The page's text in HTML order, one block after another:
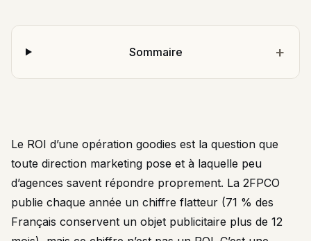
Sommaire
Le ROI d’une opération goodies est la question que
toute direction marketing pose et à laquelle peu
d’agences savent répondre proprement. La 2FPCO
publie chaque année un chiffre flatteur (71 % des
Français conservent un objet publicitaire plus de 12